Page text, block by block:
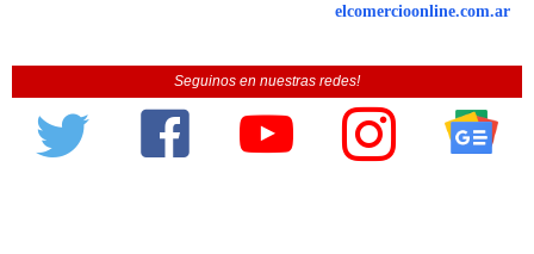
elcomercioonline.com.ar
Seguinos en nuestras redes!